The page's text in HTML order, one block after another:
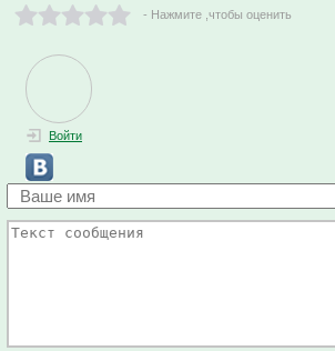
- Нажмите ,чтобы оценить
Войти